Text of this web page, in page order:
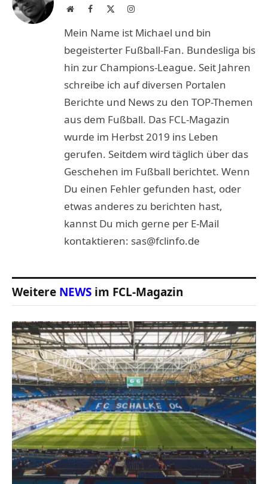
WebsiteFacebook Instagram
Mein Name ist Michael und bin
begeisterter Fußball-Fan. Bundesliga bis
hin zur Champions-League. Seit Jahren
schreibe ich auf diversen Portalen
Berichte und News zu den TOP-Themen
aus dem Fußball. Das FCL-Magazin
wurde im Herbst 2019 ins Leben
gerufen. Seitdem wird täglich über das
Geschehen im Fußball berichtet. Wenn
Du einen Fehler gefunden hast, oder
etwas anderes zu berichten hast,
kannst Du mich gerne per E-Mail
kontaktieren: sas@fclinfo.de
Weitere NEWS im FCL-Magazin